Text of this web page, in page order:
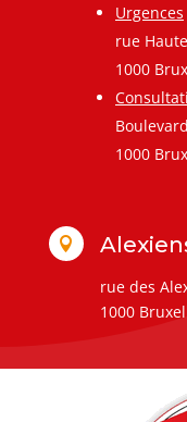
Urgences
rue
1000
1000

rue des
1000